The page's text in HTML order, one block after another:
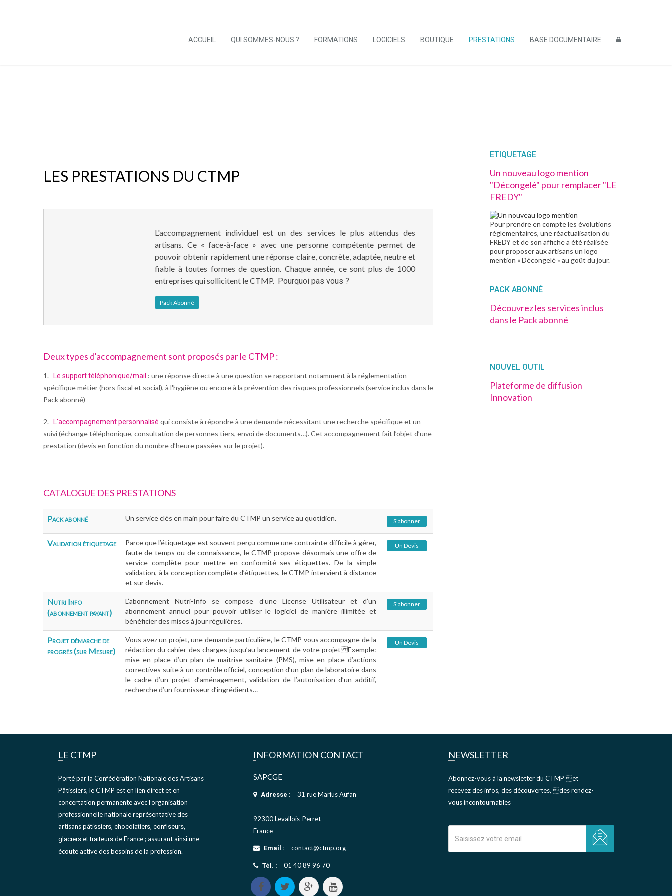
ACCUEIL QUI SOMMES-NOUS ? FORMATIONS LOGICIELS BOUTIQUE PRESTATIONS BASE DOCUMENTAIRE
LES PRESTATIONS DU CTMP
L'accompagnement individuel est un des services leplus attendus des
artisans. Ce « face-à-face » avec une personne compétente permet de
pouvoir obtenir rapidement une réponse claire, concrète, adaptée, neutre et
fiable à toutes formes de question. Chaque année, ce sont plus de 1000
entreprises qui sollicitent le CTMP. Pourquoi pas vous ?
Pack Abonné
Deux types d'accompagnement sont proposés par le CTMP :
1. Le support téléphonique/mail : une réponse directe à une question se rapportant notamment à la réglementation
spécifique métier (hors fiscal et social), à l'hygiène ou encore à la prévention des risques professionnels (service inclus dans le
Pack abonné)
2. L'accompagnement personnalisé qui consiste à répondre à une demande nécessitant une recherche spécifique et un
suivi (échange téléphonique, consultation de personnes tiers, envoi de documents…). Cet accompagnement fait l’objet d’une
prestation (devis en fonction du nombre d’heure passées sur le projet).
CATALOGUE DES PRESTATIONS
Pack abonné Un service clés en main pour faire du CTMP un service au quotidien. S'abonner
Validation étiquetage
Parce que l’étiquetage est souvent perçu comme une contrainte difficile à gérer,
faute de temps ou de connaissance, le CTMP propose désormais une offre de
service complète pour mettre en conformité ses étiquettes. De la simple
validation, à la conception complète d’étiquettes, le CTMP intervient à distance
et sur devis.
Un Devis
Nutri Info
(abonnement payant)
L’abonnement Nutri-Info se compose d’une License Utilisateur et d’un
abonnement annuel pour pouvoir utiliser le logiciel de manière illimitée et
bénéficier des mises à jour régulières.
S'abonner
Projet démarche de
progrès (sur Mesure)
Vous avez un projet, une demande particulière, le CTMP vous accompagne de la
rédaction du cahier des charges jusqu’au lancement de votre projet Exemple:
mise en place d’un plan de maîtrise sanitaire (PMS), mise en place d’actions
correctives suite à un contrôle officiel, conception d’un plan de laboratoire dans
le cadre d’un projet d’aménagement, validation de l’autorisation d’un additif,
recherche d’un fournisseur d’ingrédients…
Un Devis
ETIQUETAGE
Un nouveau logo mention
"Décongelé" pour remplacer "LE
FREDY"
Pour prendre en compte les évolutions
règlementaires, une réactualisation du
FREDY et de son affiche a été réalisée
pour proposer aux artisans un logo
mention « Décongelé » au goût du jour.
PACK ABONNÉ
Découvrez les services inclus
dans le Pack abonné
NOUVEL OUTIL
Plateforme de diffusion
Innovation
LE CTMP
Porté par la Confédération Nationale des Artisans
Pâtissiers, le CTMP est en lien direct et en
concertation permanente avec l’organisation
professionnelle nationale représentative des
artisans pâtissiers, chocolatiers, confiseurs,
glaciers et traiteurs de France ; assurant ainsi une
écoute active des besoins de la profession.
INFORMATION CONTACT
SAPCGE
Adresse : 31 rue Marius Aufan
92300 Levallois-Perret
France
Email : contact@ctmp.org
Tél. : 01 40 89 96 70
NEWSLETTER
Abonnez-vous à la newsletter du CTMP et
recevez des infos, des découvertes, des rendez-
vous incontournables